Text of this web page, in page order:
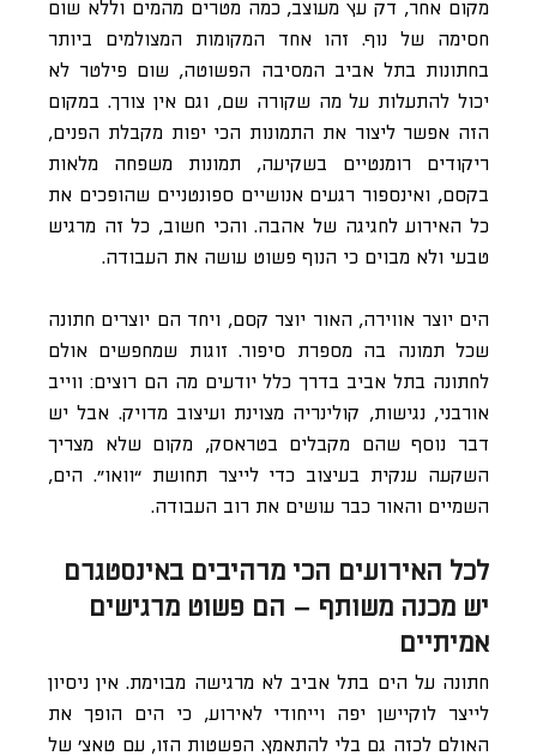
מקום אחר, דק עץ מעוצב, כמה מטרים מהמים וללא שום
חסימה של נוף. זהו אחד המקומות המצולמים ביותר
בחתונות בתל אביב המסיבה הפשוטה, שום פילטר לא
יכול להתעלות על מה שקורה שם, וגם אין צורך. במקום
הזה אפשר ליצור את התמונות הכי יפות מקבלת הפנים,
ריקודים רומנטיים בשקיעה, תמונות משפחה מלאות
בקסם, ואינספור רגעים אנושיים ספונטניים שהופכים את
כל האירוע לחגיגה של אהבה. והכי חשוב, כל זה מרגיש
טבעי ולא מבוים כי הנוף פשוט עושה את העבודה.
הים יוצר אווירה, האור יוצר קסם, ויחד הם יוצרים חתונה
שכל תמונה בה מספרת סיפור. זוגות שמחפשים אולם
לחתונה בתל אביב בדרך כלל יודעים מה הם רוצים: ווייב
אורבני, נגישות, קולינריה מצוינת ועיצוב מדויק. אבל יש
דבר נוסף שהם מקבלים בטראסק, מקום שלא מצריך
השקעה ענקית בעיצוב כדי לייצר תחושת “וואו”. הים,
השמיים והאור כבר עושים את רוב העבודה.
לכל האירועים הכי מרהיבים באינסטגרם
יש מכנה משותף – הם פשוט מרגישים
אמיתיים
חתונה על הים בתל אביב לא מרגישה מבוימת. אין ניסיון
לייצר לוקיישן יפה וייחודי לאירוע, כי הים הופך את
האולם לכזה גם בלי להתאמץ. הפשטות הזו, עם טאצ’ של